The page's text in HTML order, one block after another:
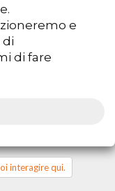
e
di fare
interagire qui.